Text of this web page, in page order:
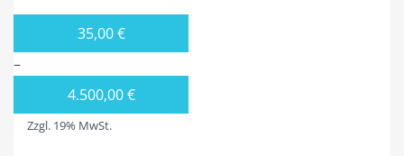
WARENKORB
WIDERRUF
ZAHLUNGSARTEN
35,00€
–
4.500,00€
Zzgl. 19% MwSt.